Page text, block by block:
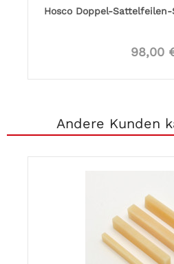
Hosco Doppel-
98,00
Andere Kunden